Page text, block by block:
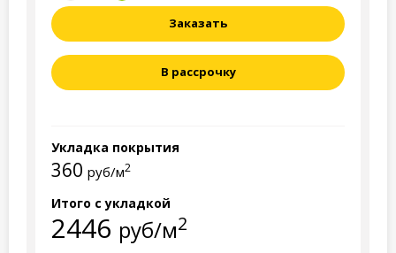
Заказать
В рассрочку
Укладка покрытия
360 руб/м2
Итого с укладкой
2446 руб/м2